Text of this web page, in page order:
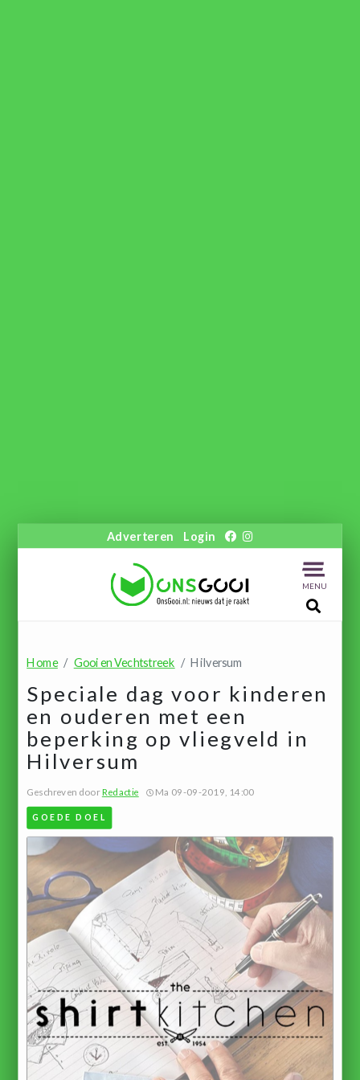
Adverteren Login
MENU
Home Gooi en Vechtstreek Hilversum
Speciale dag voor kinderen
en ouderen met een
beperking op vliegveld in
Hilversum
Geschreven doorRedactie Ma 09-09-2019, 14:00
GOEDE DOEL